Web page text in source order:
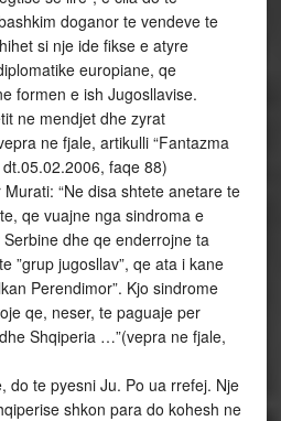
doganor te vendeve te
si nje ide fikse e atyre
europiane, qe
formen e ish Jugosllavise.
ne mendjet dhe zyrat
ne fjale, artikulli “Fantazma
faqe 88)
“Ne disa shtete anetare te
qe vuajne nga sindroma e
dhe qe enderrojne ta
”grup jugosllav”, qe ata i kane
Perendimor”. Kjo sindrome
qe, neser, te paguaje per
Shqiperia …”(vepra ne fjale,
do te pyesni Ju. Po ua rrefej. Nje
shkon para do kohesh ne